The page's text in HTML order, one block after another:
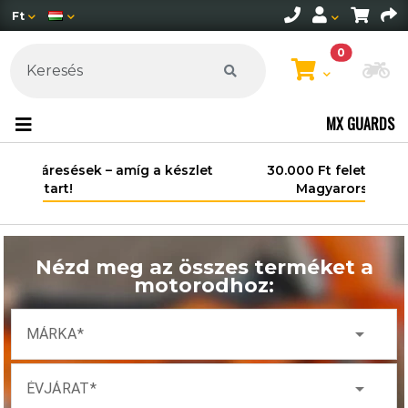
Ft
0
MX GUARDS
30.000 Ft felett ingyenes szállítás
Nézd meg az összes terméket a
motorodhoz:
MÁRKA arrow_drop_down
ÉVJÁRAT arrow_drop_down